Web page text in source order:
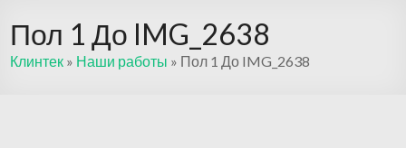
Пол 1 До IMG_2638
Клинтек » Наши работы » Пол 1 До IMG_2638